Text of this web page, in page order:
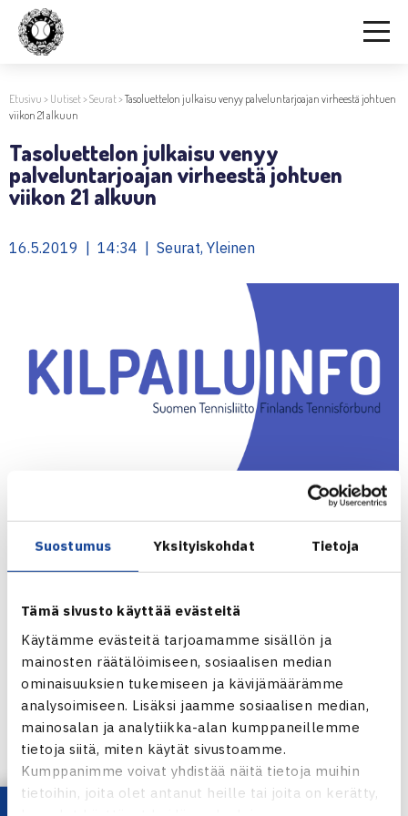
Suostumus Yksityiskohdat Tietoja
Tämä sivusto käyttää evästeitä
Käytämme evästeitä tarjoamamme sisällön ja
mainosten räätälöimiseen, sosiaalisen median
ominaisuuksien tukemiseen ja kävijämäärämme
analysoimiseen. Lisäksi jaamme sosiaalisen median,
mainosalan ja analytiikka-alan kumppaneillemme
tietoja siitä, miten käytät sivustoamme.
Kumppanimme voivat yhdistää näitä tietoja muihin
tietoihin, joita olet antanut heille tai joita on kerätty,
Etusivu > Uutiset>Seurat>Tasoluettelon julkaisu venyy palveluntarjoajan virheestä johtuen
viikon 21 alkuun
Tasoluettelon julkaisu venyy
palveluntarjoajan virheestä johtuen
viikon 21 alkuun
16.5.2019 | 14:34 | Seurat, Yleinen
Uuden tasoluettelon julkaiseminen piti tapahtua torstaina
luettelon julkaiseminen venyy viikon 21 alkupuolelle.
Tennisliitto toimitti uuden tasoluettelon tiedot ajallaan
palveluntarjoajalle, mutta heidän prosessissaan on
tapahtunut virhe – tästä syystä uuden tasoluettelon
julkaiseminen venyy. Tämän johdosta 24.-26.5. pelattaviin
kilpailuihin ilmoittaudutaan nykyisen listauksen mukaan.
Tennisliitto pahoittelee viivästystä ja tekee tiivistä
yhteistyötä palveluntarjoajan kanssa virheen